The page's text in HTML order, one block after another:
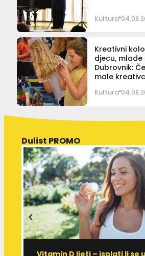
Kultura
Kreativni
djecu, mlade
Dubrovnik:
male
Kultura
Dulist PROMO